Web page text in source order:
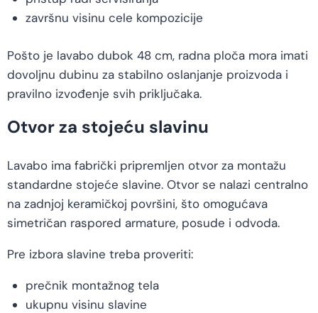
završnu visinu cele kompozicije
Pošto je lavabo dubok 48 cm, radna ploča mora imati
dovoljnu dubinu za stabilno oslanjanje proizvoda i
pravilno izvođenje svih priključaka.
Otvor za stojeću slavinu
Lavabo ima fabrički pripremljen otvor za montažu
standardne stojeće slavine. Otvor se nalazi centralno
na zadnjoj keramičkoj površini, što omogućava
simetričan raspored armature, posude i odvoda.
Pre izbora slavine treba proveriti:
prečnik montažnog tela
ukupnu visinu slavine